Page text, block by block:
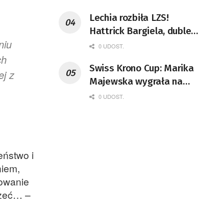
z
i
–
Lechia rozbiła LZS!
Hattrick Bargiela, dublet
Dębskiego
0 UDOST.
Swiss Krono Cup: Marika
Majewska wygrała na
100 m ppł, ale pogoda nie
0 UDOST.